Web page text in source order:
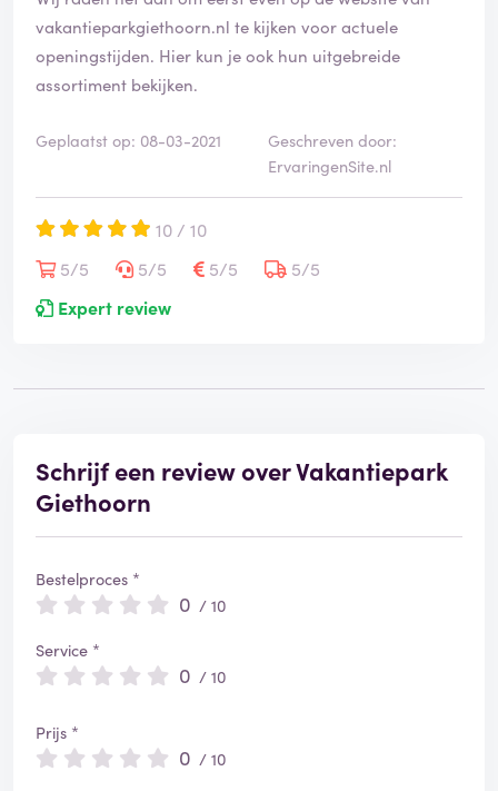
vakantieparkgiethoorn.nl te kijken voor actuele
openingstijden. Hier kun je ook hun uitgebreide
assortiment bekijken.
Geplaatst op: 08-03-2021
Geschreven door:
ErvaringenSite.nl
10 / 10
5/5
5/5 5/5
5/5
Expert review
Schrijf een review over Vakantiepark
Giethoorn
Bestelproces *
0 / 10
Service *
0 / 10
Prijs *
0 / 10